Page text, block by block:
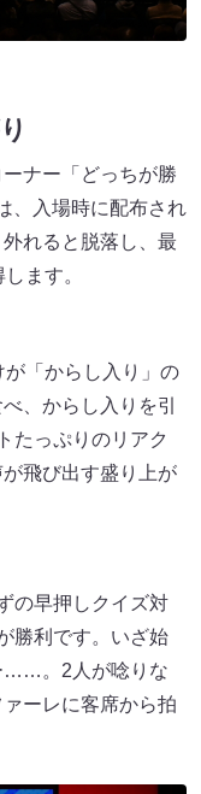
ナー「どっちが勝
、入場時に配布され
れると脱落し、最
ます。
「からし入り」の
、からし入りを引
たっぷりのリアク
飛び出す盛り上が
の早押しクイズ対
勝利です。いざ始
……。2人が唸りな
ーレに客席から拍